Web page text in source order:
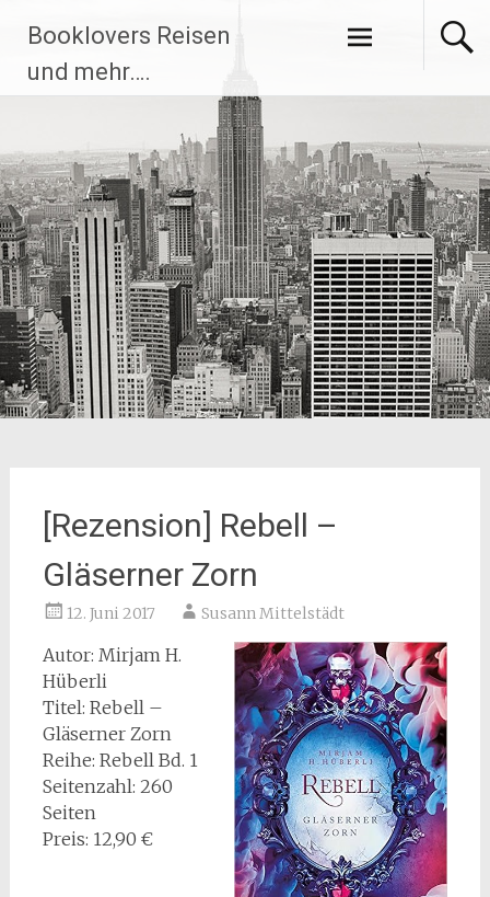
Inhalt
springen
Booklovers Reisen
und mehr….
[Rezension] Rebell –
Gläserner Zorn
12. Juni 2017 Susann Mittelstädt
Autor: Mirjam H.
Hüberli
Titel: Rebell –
Gläserner Zorn
Reihe: Rebell Bd. 1
Seitenzahl: 260
Seiten
Preis: 12,90 €